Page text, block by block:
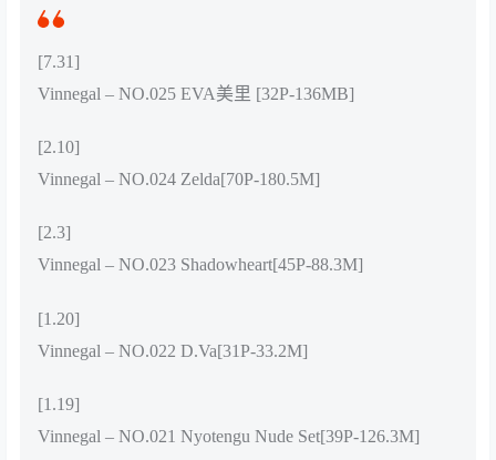
[7.31]
Vinnegal – NO.025 EVA美里 [32P-136MB]
[2.10]
Vinnegal – NO.024 Zelda[70P-180.5M]
[2.3]
Vinnegal – NO.023 Shadowheart[45P-88.3M]
[1.20]
Vinnegal – NO.022 D.Va[31P-33.2M]
[1.19]
Vinnegal – NO.021 Nyotengu Nude Set[39P-126.3M]